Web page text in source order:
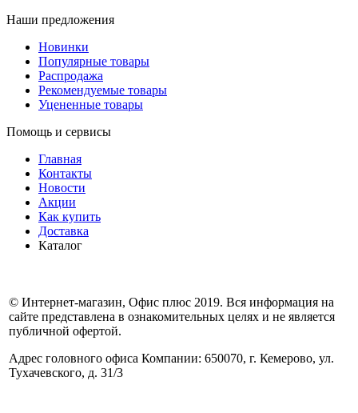
Наши предложения
Новинки
Популярные товары
Распродажа
Рекомендуемые товары
Уцененные товары
Помощь и сервисы
Главная
Контакты
Новости
Акции
Как купить
Доставка
Каталог
© Интернет-магазин, Офис плюс 2019. Вся информация на
сайте представлена в ознакомительных целях и не является
публичной офертой.
Адрес головного офиса Компании: 650070, г. Кемерово, ул.
Тухачевского, д. 31/3